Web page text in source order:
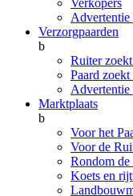
Verkopers
Advertentie
Verzorgpaarden
b
Ruiter
Paard
Advertentie
Marktplaats
b
Voor het
Voor de
Rondom de
Koets en